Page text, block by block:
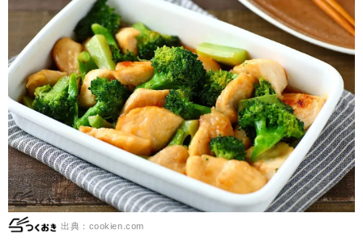
出典：cookien.com